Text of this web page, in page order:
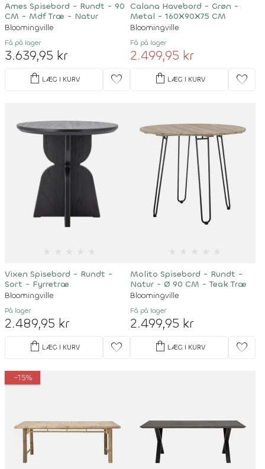
Ames Spisebord - Rundt - 90
CM - Mdf Træ - Natur
Bloomingville
Få på lager
3.639,95 kr
shopping_bag LÆG I KURV favorite
Calana Havebord - Grøn -
Metal - 160X90X75 CM
Bloomingville
Få på lager
2.499,95 kr
shopping_bag LÆG I KURV favorite
Vixen Spisebord - Rundt -
Sort - Fyrretræ
Bloomingville
På lager
2.489,95 kr
shopping_bag LÆG I KURV favorite
Molito Spisebord - Rundt -
Natur - Ø 90 CM - Teak Træ
Bloomingville
Få på lager
2.499,95 kr
shopping_bag LÆG I KURV favorite
-15%